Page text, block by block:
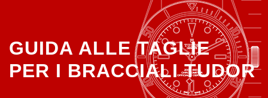
GUIDA ALLE TAGLIE
PER I BRACCIALI TUDOR